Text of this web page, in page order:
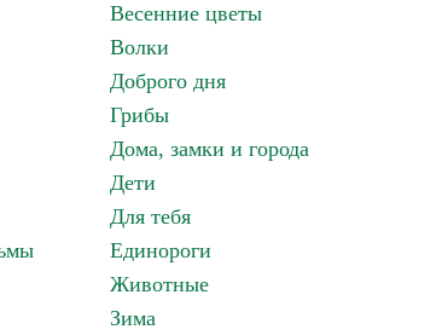
Весенние цветы
Волки
Доброго дня
Грибы
Дома, замки и города
Дети
Для тебя
Единороги
Животные
Зима